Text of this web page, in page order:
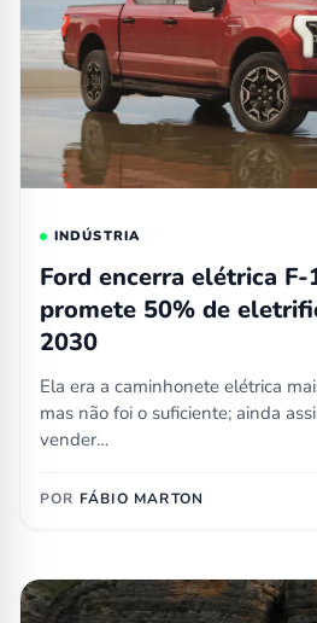
INDÚSTRIA
Ford encerra elétrica
promete 50% de
2030
Ela era a caminhonete elétrica
mas não foi o suficiente; ainda
vender…
POR FÁBIO MARTON